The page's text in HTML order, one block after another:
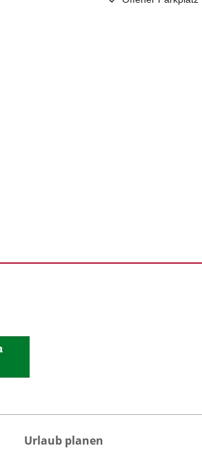
Urlaub planen